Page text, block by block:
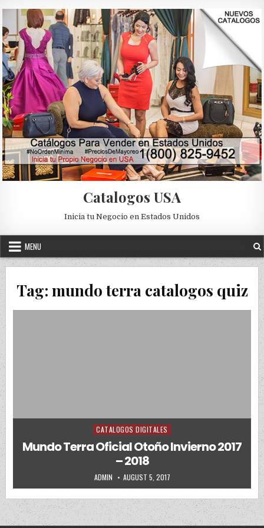
Catalogos USA
Inicia tu Negocio en Estados Unidos
MENU
Tag: mundo terra catalogos quiz
Posted in
CATALOGOS DIGITALES
Mundo Terra Oficial Otoño Invierno 2017
– 2018
AUTHOR:
ADMIN PUBLISHED DATE:
AUGUST 5, 2017